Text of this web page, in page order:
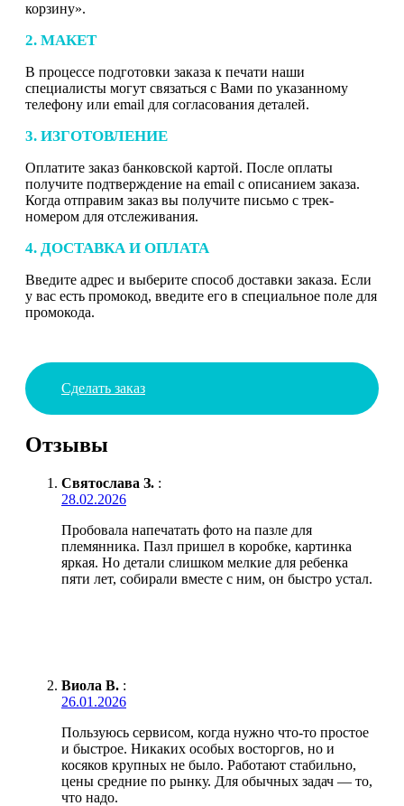
корзину».
2. МАКЕТ
В процессе подготовки заказа к печати наши
специалисты могут связаться с Вами по указанному
телефону или email для согласования деталей.
3. ИЗГОТОВЛЕНИЕ
Оплатите заказ банковской картой. После оплаты
получите подтверждение на email с описанием заказа.
Когда отправим заказ вы получите письмо с трек-
номером для отслеживания.
4. ДОСТАВКА И ОПЛАТА
Введите адрес и выберите способ доставки заказа. Если
у вас есть промокод, введите его в специальное поле для
промокода.
Сделать заказ
Отзывы
Святослава З. :
28.02.2026
Пробовала напечатать фото на пазле для
племянника. Пазл пришел в коробке, картинка
яркая. Но детали слишком мелкие для ребенка
пяти лет, собирали вместе с ним, он быстро устал.
Виола В. :
26.01.2026
Пользуюсь сервисом, когда нужно что-то простое
и быстрое. Никаких особых восторгов, но и
косяков крупных не было. Работают стабильно,
цены средние по рынку. Для обычных задач — то,
что надо.